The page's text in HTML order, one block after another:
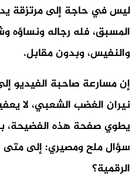
ليس في حاجة إلى مرتزقة
المسبق، فله رجاله ونساؤه
والنفيس، وبدون مقابل.
إن مسارعة صاحبة الفيديو
نيران الغضب الشعبي، لا
يطوي صفحة هذه الفضيحة،
سؤال ملح ومصيري: إلى متى
الرقمية؟